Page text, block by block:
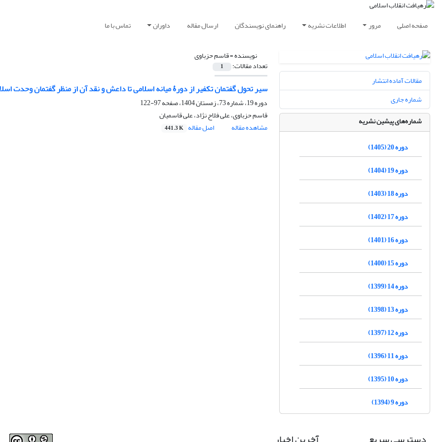
صفحه اصلی مرور اطلاعات نشریه راهنمای نویسندگان ارسال مقاله داوران تماس با ما
نویسنده =قاسم حزباوی
تعداد مقالات: 1
سیر تحول گفتمان تکفیر از دورۀ میانه اسلامی تا داعش و نقد آن از منظر گفتمان وحدت
دوره 19، شماره 73، زمستان 1404، صفحه
97-122
قاسم حزباوی، علی فلاح نژاد، علی قاسمیان
مشاهده مقاله
اصل مقاله 441.3 K
مقالات آماده انتشار
شماره جاری
شماره‌های پیشین نشریه
دوره 20 (1405)
دوره 19 (1404)
دوره 18 (1403)
دوره 17 (1402)
دوره 16 (1401)
دوره 15 (1400)
دوره 14 (1399)
دوره 13 (1398)
دوره 12 (1397)
دوره 11 (1396)
دوره 10 (1395)
دوره 9 (1394)